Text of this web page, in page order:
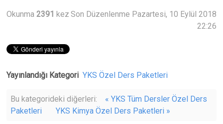
Okunma 2391 kez Son Düzenlenme Pazartesi, 10 Eylül 2018
22:26
Yayınlandığı Kategori YKS Özel Ders Paketleri
Bu kategorideki diğerleri:
« YKS Tüm Dersler Özel Ders
Paketleri
YKS Kimya Özel Ders Paketleri »